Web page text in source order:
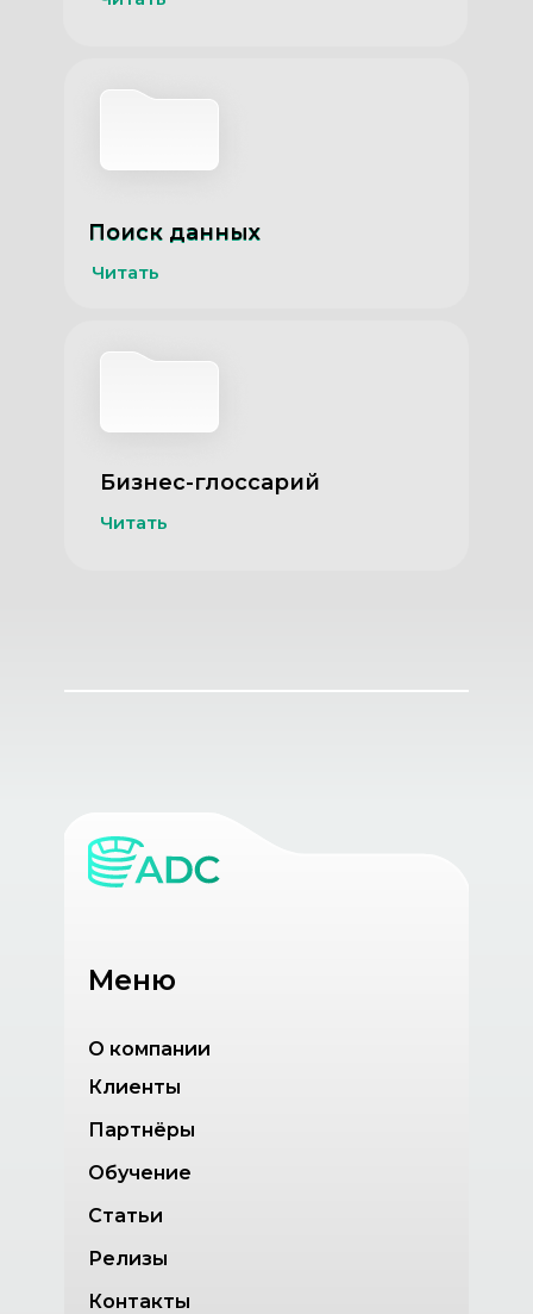
Читать
Бизнес-глоссарий
Читать
Поиск данных
Поиск данных
Контакты
Релизы
Статьи
Обучение
Партнёры
Клиенты
О компании
Меню